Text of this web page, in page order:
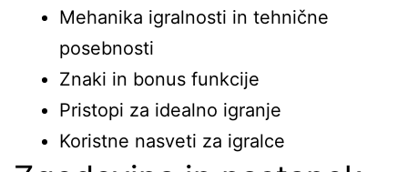
Mehanika igralnosti in tehnične
posebnosti
Znaki in bonus funkcije
Pristopi za idealno igranje
Koristne nasveti za igralce